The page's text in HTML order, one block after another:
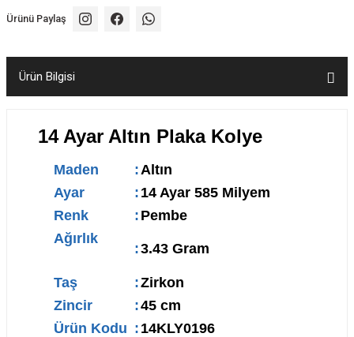
Ürünü Paylaş
Ürün Bilgisi
14 Ayar Altın Plaka Kolye
Maden :Altın
Ayar
: 14 Ayar 585 Milyem
Renk
: Pembe
Ağırlık
:3.43 Gram
Taş :Zirkon
Zincir
:45 cm
Ürün Kodu : 14KLY0196